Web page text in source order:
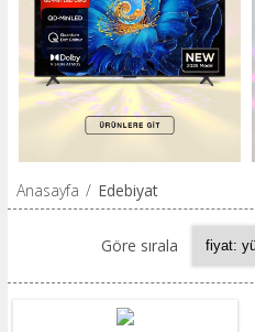
Anasayfa / Edebiyat
Göre sırala